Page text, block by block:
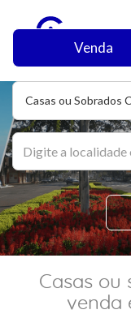
Casas ou Sobrados
Venda
Casas ou
venda